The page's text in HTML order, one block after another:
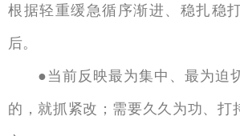
根据轻重缓急循序渐进、稳扎稳
后。
●当前反映最为集中、最为迫
的，就抓紧改；需要久久为功、打